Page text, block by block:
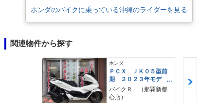
ホンダのバイクに乗っている沖縄のライダーを見る
関連物件から探す
ホンダ
ＰＣＸ ＪＫ０５型前
期 ２０２３年モデ
ル 純正ロングスクリ
ーン ＫＩＴＡＣＯバ
バイクＲ （那覇新都
心店）